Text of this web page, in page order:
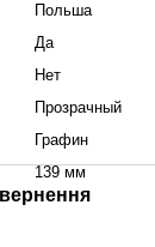
Польша
Да
Нет
Прозрачный
Графин
139 мм